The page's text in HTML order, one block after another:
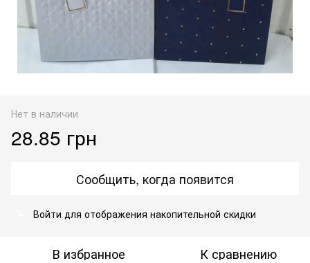
Нет в наличии
28.85 грн
Сообщить, когда появится
Войти для отображения накопительной скидки
В избранное К сравнению